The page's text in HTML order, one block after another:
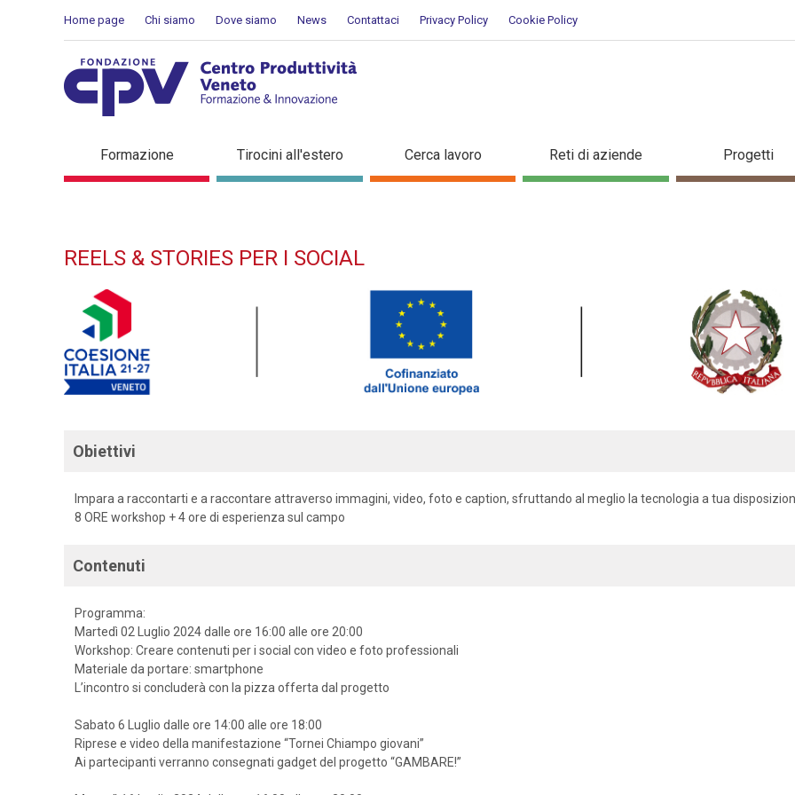
Home page Chi siamo Dove siamo News Contattaci Privacy Policy Cookie Policy
REELS & STORIES PER I SOCIAL - Dettaglio corso di
Formazione Tirocini all'estero Cerca lavoro Reti di aziende Progetti
REELS & STORIES PER I SOCIAL
Obiettivi
Impara a raccontarti e a raccontare attraverso immagini, video, foto e caption, sfruttando al meglio la tecnologia a tua
8 ORE workshop + 4 ore di esperienza sul campo
Contenuti
Programma:
Martedì 02 Luglio 2024 dalle ore 16:00 alle ore 20:00
Workshop: Creare contenuti per i social con video e foto professionali
Materiale da portare: smartphone
L’incontro si concluderà con la pizza offerta dal progetto
Sabato 6 Luglio dalle ore 14:00 alle ore 18:00
Riprese e video della manifestazione “Tornei Chiampo giovani”
Ai partecipanti verranno consegnati gadget del progetto “GAMBARE!”